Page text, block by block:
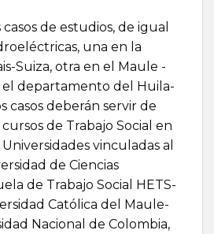
de estudios, de igual
una en la
Suiza, otra en el Maule -
el departamento del Huila-
casos deberán servir de
de Trabajo Social en
Universidades vinculadas al
de Ciencias
de Trabajo Social HETS-
Católica del Maule-
Nacional de Colombia,